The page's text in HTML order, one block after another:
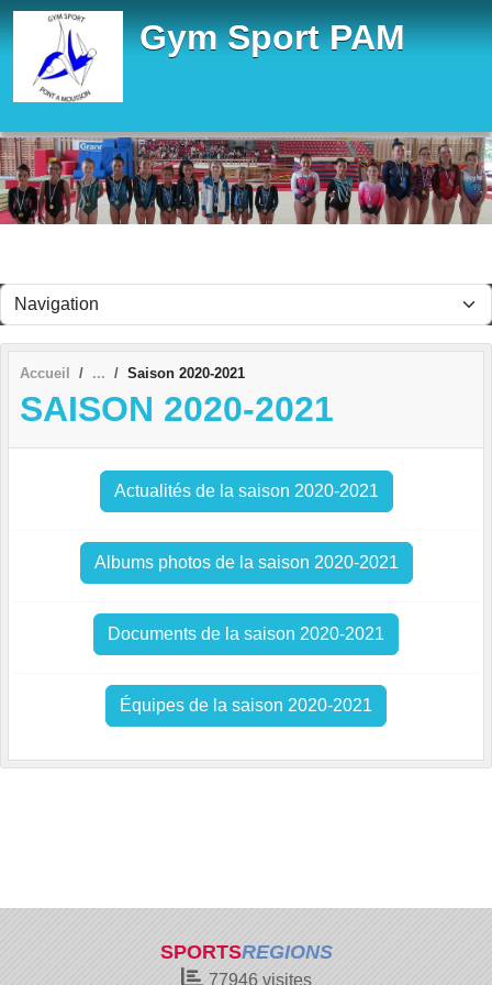
Gym Sport PAM
Accueil Saison 2020-2021
SAISON 2020-2021
Actualités de la saison 2020-2021
Albums photos de la saison 2020-2021
Documents de la saison 2020-2021
Équipes de la saison 2020-2021
SPORTSREGIONS
77946visites
Panneau de gestion des cookies